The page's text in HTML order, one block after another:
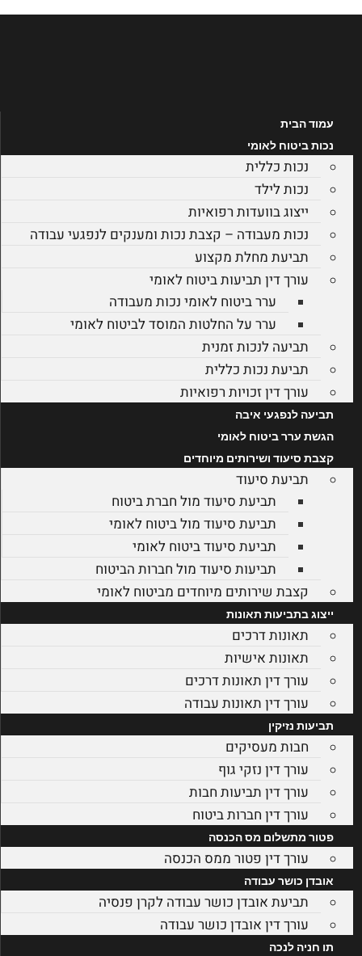
עמוד הבית
נכות ביטוח לאומי
נכות כללית
נכות לילד
ייצוג בוועדות רפואיות
נכות מעבודה – קצבת נכות ומענקים לנפגעי עבודה
תביעת מחלת מקצוע
עורך דין תביעות ביטוח לאומי
ערר ביטוח לאומי נכות מעבודה
ערר על החלטות המוסד לביטוח לאומי
תביעה לנכות זמנית
תביעת נכות כללית
עורך דין זכויות רפואיות
תביעה לנפגעי איבה
הגשת ערר ביטוח לאומי
קצבת סיעוד ושירותים מיוחדים
תביעת סיעוד
תביעת סיעוד מול חברת ביטוח
תביעת סיעוד מול ביטוח לאומי
תביעת סיעוד ביטוח לאומי
תביעות סיעוד מול חברות הביטוח
קצבת שירותים מיוחדים מביטוח לאומי
ייצוג בתביעות תאונות
תאונות דרכים
תאונות אישיות
עורך דין תאונות דרכים
עורך דין תאונות עבודה
תביעות נזיקין
חבות מעסיקים
עורך דין נזקי גוף
עורך דין תביעות חבות
עורך דין חברות ביטוח
פטור מתשלום מס הכנסה
עורך דין פטור ממס הכנסה
אובדן כושר עבודה
תביעת אובדן כושר עבודה לקרן פנסיה
עורך דין אובדן כושר עבודה
תו חניה לנכה